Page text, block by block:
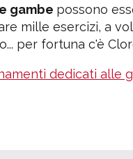
gambe possono
mille esercizi, a
per fortuna c'è
dedicati alle